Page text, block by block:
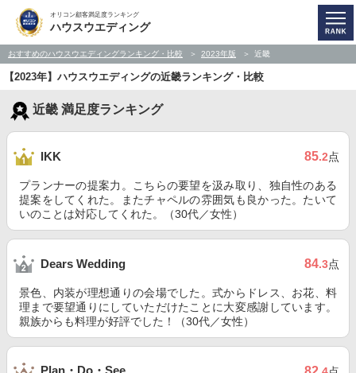
オリコン顧客満足度ランキング
ハウスウエディング
おすすめのハウスウエディングランキング・比較 2023年版 近畿
【2023年】ハウスウエディングの近畿ランキング・比較
近畿 満足度ランキング
IKK 85.2点
プランナーの提案力。こちらの要望を汲み取り、独自性のある
提案をしてくれた。またチャペルの雰囲気も良かった。たいて
いのことは対応してくれた。（30代／女性）
Dears Wedding 84.3点
景色、内装が理想通りの会場でした。式からドレス、お花、料
理まで要望通りにしていただけたことに大変感謝しています。
親族からも料理が好評でした！（30代／女性）